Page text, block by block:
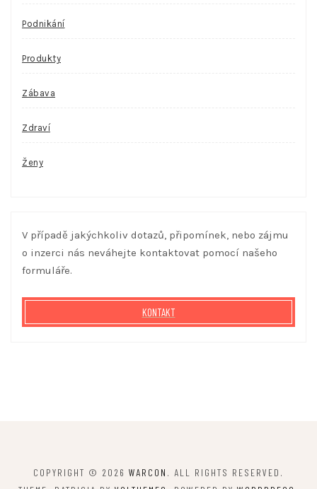
Podnikání
Produkty
Zábava
Zdraví
Ženy
V případě jakýchkoliv dotazů, připomínek, nebo zájmu
o inzerci nás neváhejte kontaktovat pomocí našeho
formuláře.
KONTAKT
COPYRIGHT © 2026 WARCON . ALL RIGHTS RESERVED.